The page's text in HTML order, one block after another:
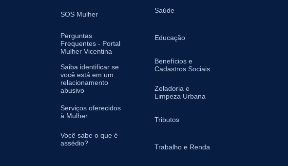
SOS Mulher
Perguntas
Frequentes - Portal
Mulher Vicentina
Saiba identificar se
você está em um
relacionamento
abusivo
Serviços oferecidos
à Mulher
Você sabe o que é
assédio?
Saúde
Educação
Benefícios e
Cadastros Sociais
Zeladoria e
Limpeza Urbana
Tributos
Trabalho e Renda